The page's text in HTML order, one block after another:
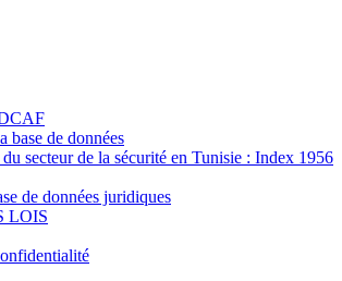
base de données
secteur de la sécurité en Tunisie : Index 1956
de données juridiques
LOIS